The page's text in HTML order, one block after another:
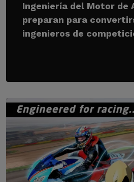
Ingeniería del Motor de
preparan para
ingenieros de